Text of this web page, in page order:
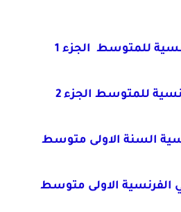
للمتوسط الجزء 1
للمتوسط الجزء 2